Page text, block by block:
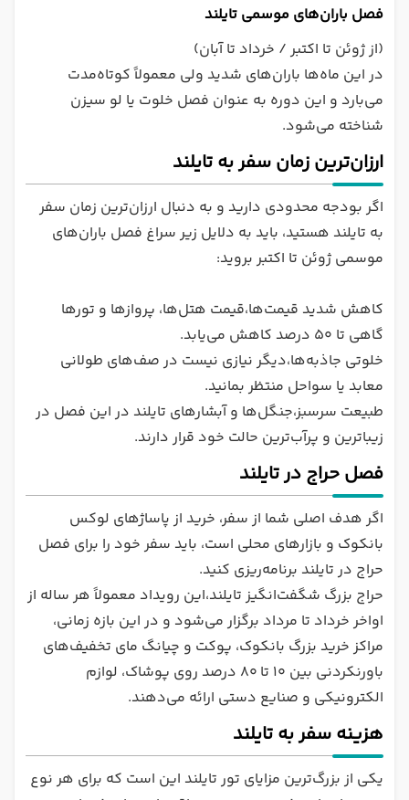
فصل باران‌های موسمی تایلند
(از ژوئن تا اکتبر / خرداد تا آبان)
در این ماه‌ها باران‌های شدید ولی معمولاً کوتاه‌مدت
می‌بارد و این دوره به عنوان فصل خلوت یا لو سیزن
شناخته می‌شود.
ارزان‌ترین زمان سفر به تایلند
اگر بودجه محدودی دارید و به دنبال ارزان‌ترین زمان سفر
به تایلند هستید، باید به دلایل زیر سراغ فصل باران‌های
موسمی ژوئن تا اکتبر بروید:
کاهش شدید قیمت‌ها،قیمت هتل‌ها، پروازها و تورها
گاهی تا ۵۰ درصد کاهش می‌یابد.
خلوتی جاذبه‌ها،دیگر نیازی نیست در صف‌های طولانی
معابد یا سواحل منتظر بمانید.
طبیعت سرسبز،جنگل‌ها و آبشارهای تایلند در این فصل در
زیباترین و پرآب‌ترین حالت خود قرار دارند.
فصل حراج در تایلند
اگر هدف اصلی شما از سفر، خرید از پاساژهای لوکس
بانکوک و بازارهای محلی است، باید سفر خود را برای فصل
حراج در تایلند برنامه‌ریزی کنید.
حراج بزرگ شگفت‌انگیز تایلند،این رویداد معمولاً هر ساله از
اواخر خرداد تا مرداد برگزار می‌شود و در این بازه زمانی،
مراکز خرید بزرگ بانکوک، پوکت و چیانگ مای تخفیف‌های
باورنکردنی بین ۱۰ تا ۸۰ درصد روی پوشاک، لوازم
الکترونیکی و صنایع دستی ارائه می‌دهند.
هزینه سفر به تایلند
یکی از بزرگ‌ترین مزایای تور تایلند این است که برای هر نوع